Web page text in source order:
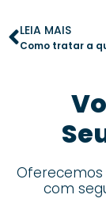
LEIA MAIS
com